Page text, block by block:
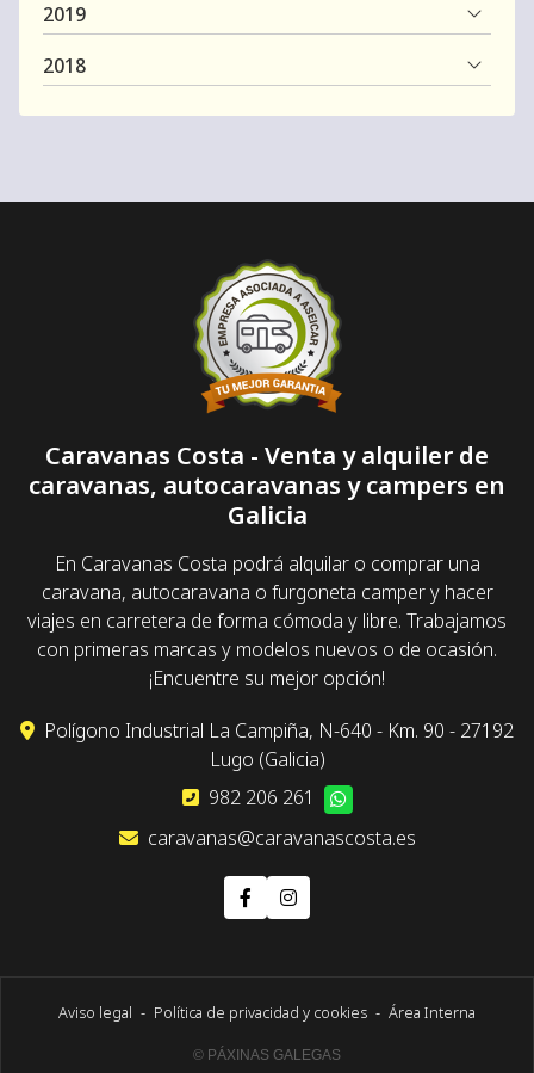
2019
2018
Caravanas Costa - Venta y alquiler de
caravanas, autocaravanas y campers en
Galicia
En Caravanas Costa podrá alquilar o comprar una
caravana, autocaravana o furgoneta camper y hacer
viajes en carretera de forma cómoda y libre. Trabajamos
con primeras marcas y modelos nuevos o de ocasión.
¡Encuentre su mejor opción!
Polígono Industrial La Campiña, N-640 - Km. 90 - 27192
Lugo (Galicia)
982 206 261
caravanas@caravanascosta.es
Aviso legal - Política de privacidad y cookies - Área Interna
© PÁXINAS GALEGAS